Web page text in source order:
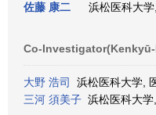
佐藤 康二 浜松医科大
Co-
大野 浩司
浜松医科大学,
三河 須美子 浜松医科大